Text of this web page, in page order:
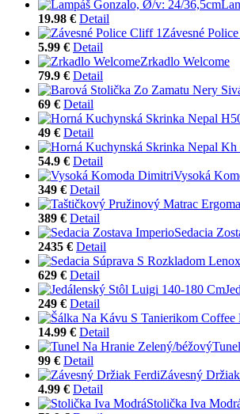
19.98 € Detail
Závesné
5.99 € Detail
Zrkadlo Welcome
79.9 € Detail
69 € Detail
49 € Detail
54.9 € Detail
Vysoká
349 € Detail
389 € Detail
Sedacia
2435 € Detail
629 € Detail
249 € Detail
14.99 € Detail
99 € Detail
Závesný
4.99 € Detail
Stolička Iva